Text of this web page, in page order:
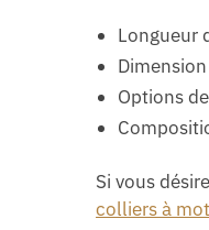
Longueur
Options
Si vous
colliers à